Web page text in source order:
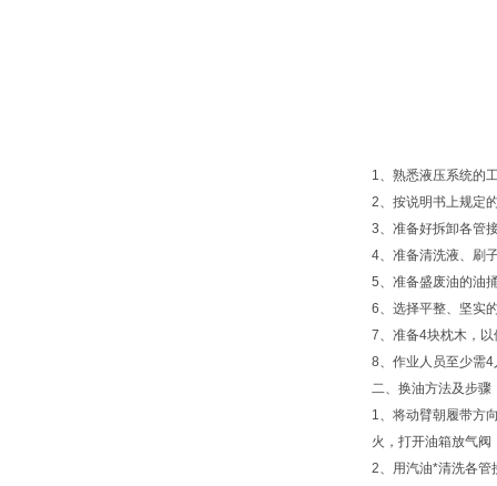
1、熟悉液压系统的
2、按说明书上规定
3、准备好拆卸各管
4、准备清洗液、刷
5、准备盛废油的油
6、选择平整、坚实
7、准备4块枕木，
8、作业人员至少需
二、换油方法及步骤
1、将动臂朝履带方
火，打开油箱放气
2、用汽油*清洗各管